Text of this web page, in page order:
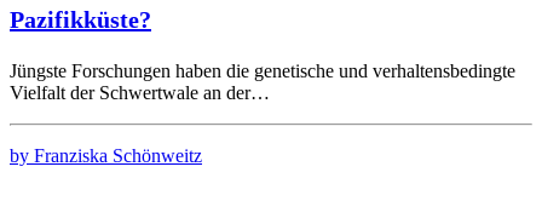
Pazifikküste?
Jüngste Forschungen haben die genetische und verhaltensbedingte
Vielfalt der Schwertwale an der…
by Franziska Schönweitz